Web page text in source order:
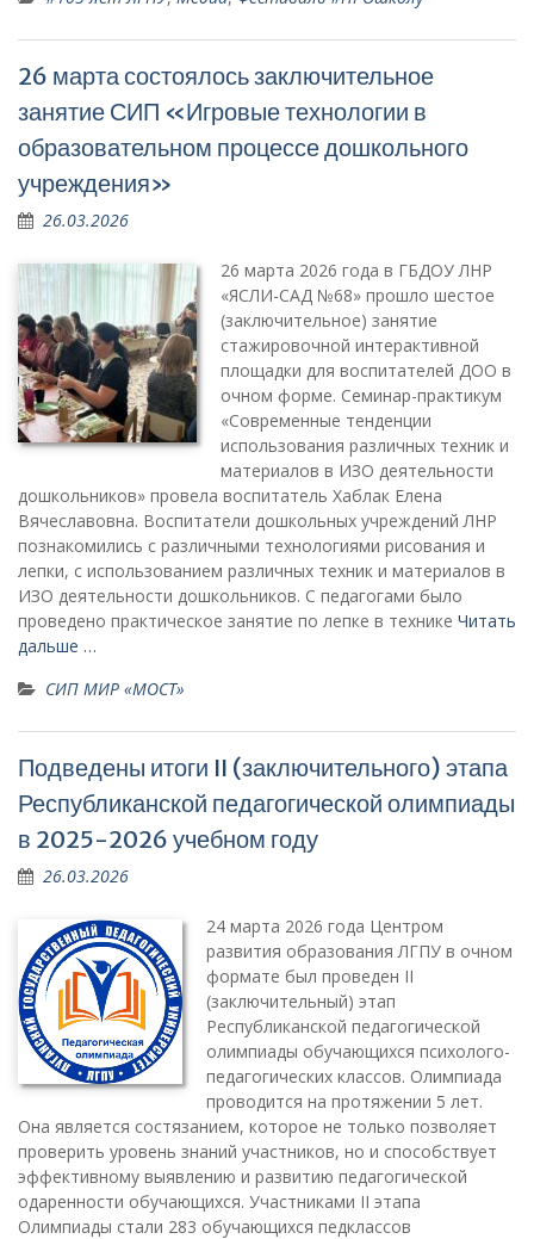
26 марта состоялось заключительное
занятие СИП «Игровые технологии в
образовательном процессе дошкольного
учреждения»
26.03.2026
26 марта 2026 года в ГБДОУ ЛНР
«ЯСЛИ-САД №68» прошло шестое
(заключительное) занятие
стажировочной интерактивной
площадки для воспитателей ДОО в
очном форме. Семинар-практикум
«Современные тенденции
использования различных техник и
материалов в ИЗО деятельности
дошкольников» провела воспитатель Хаблак Елена
Вячеславовна. Воспитатели дошкольных учреждений ЛНР
познакомились с различными технологиями рисования и
лепки, с использованием различных техник и материалов в
ИЗО деятельности дошкольников. С педагогами было
проведено практическое занятие по лепке в технике Читать
дальше …
СИП МИР «МОСТ»
Подведены итоги II (заключительного) этапа
Республиканской педагогической олимпиады
в 2025-2026 учебном году
26.03.2026
24 марта 2026 года Центром
развития образования ЛГПУ в очном
формате был проведен II
(заключительный) этап
Республиканской педагогической
олимпиады обучающихся психолого-
педагогических классов. Олимпиада
проводится на протяжении 5 лет.
Она является состязанием, которое не только позволяет
проверить уровень знаний участников, но и способствует
эффективному выявлению и развитию педагогической
одаренности обучающихся. Участниками II этапа
Олимпиады стали 283 обучающихся педклассов